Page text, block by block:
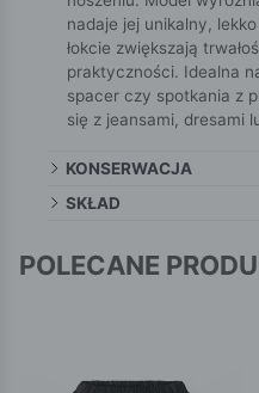
nadaje jej unikalny,
łokcie zwiększają
praktyczności. Idealna
spacer czy spotkania z
się z jeansami, dresami
KONSERWACJA
SKŁAD
POLECANE